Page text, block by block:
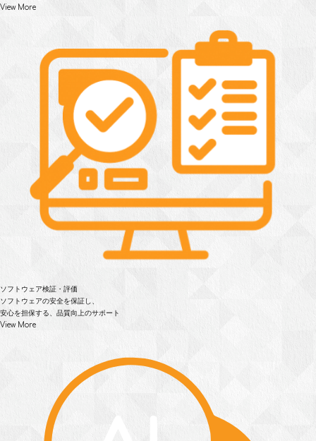
View More
ソフトウェア検証・評価
ソフトウェアの安全を保証し、
安心を担保する、品質向上のサポート
View More